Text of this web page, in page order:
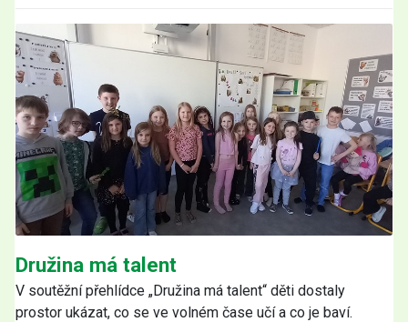
Družina má talent
V soutěžní přehlídce „Družina má talent“ děti dostaly
prostor ukázat, co se ve volném čase učí a co je baví.